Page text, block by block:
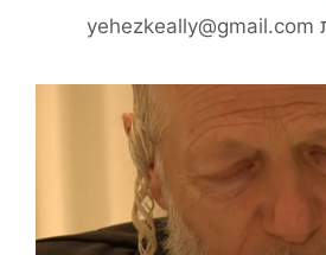
yehezkeally@gmail.com